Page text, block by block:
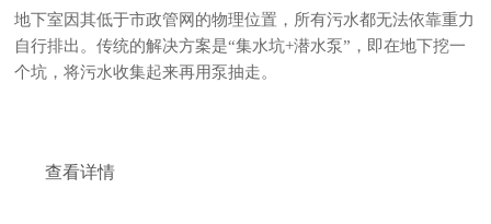
地下室因其低于市政管网的物理位置，所有污水都无法依靠重力
自行排出。传统的解决方案是“集水坑+潜水泵”，即在地下挖一
个坑，将污水收集起来再用泵抽走。
查看详情